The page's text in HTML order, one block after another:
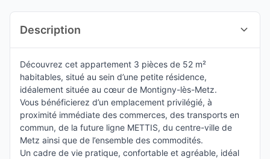
Description
Découvrez cet appartement 3 pièces de 52 m²
habitables, situé au sein d’une petite résidence,
idéalement située au cœur de Montigny-lès-Metz.
Vous bénéficierez d’un emplacement privilégié, à
proximité immédiate des commerces, des transports en
commun, de la future ligne METTIS, du centre-ville de
Metz ainsi que de l’ensemble des commodités.
Un cadre de vie pratique, confortable et agréable, idéal